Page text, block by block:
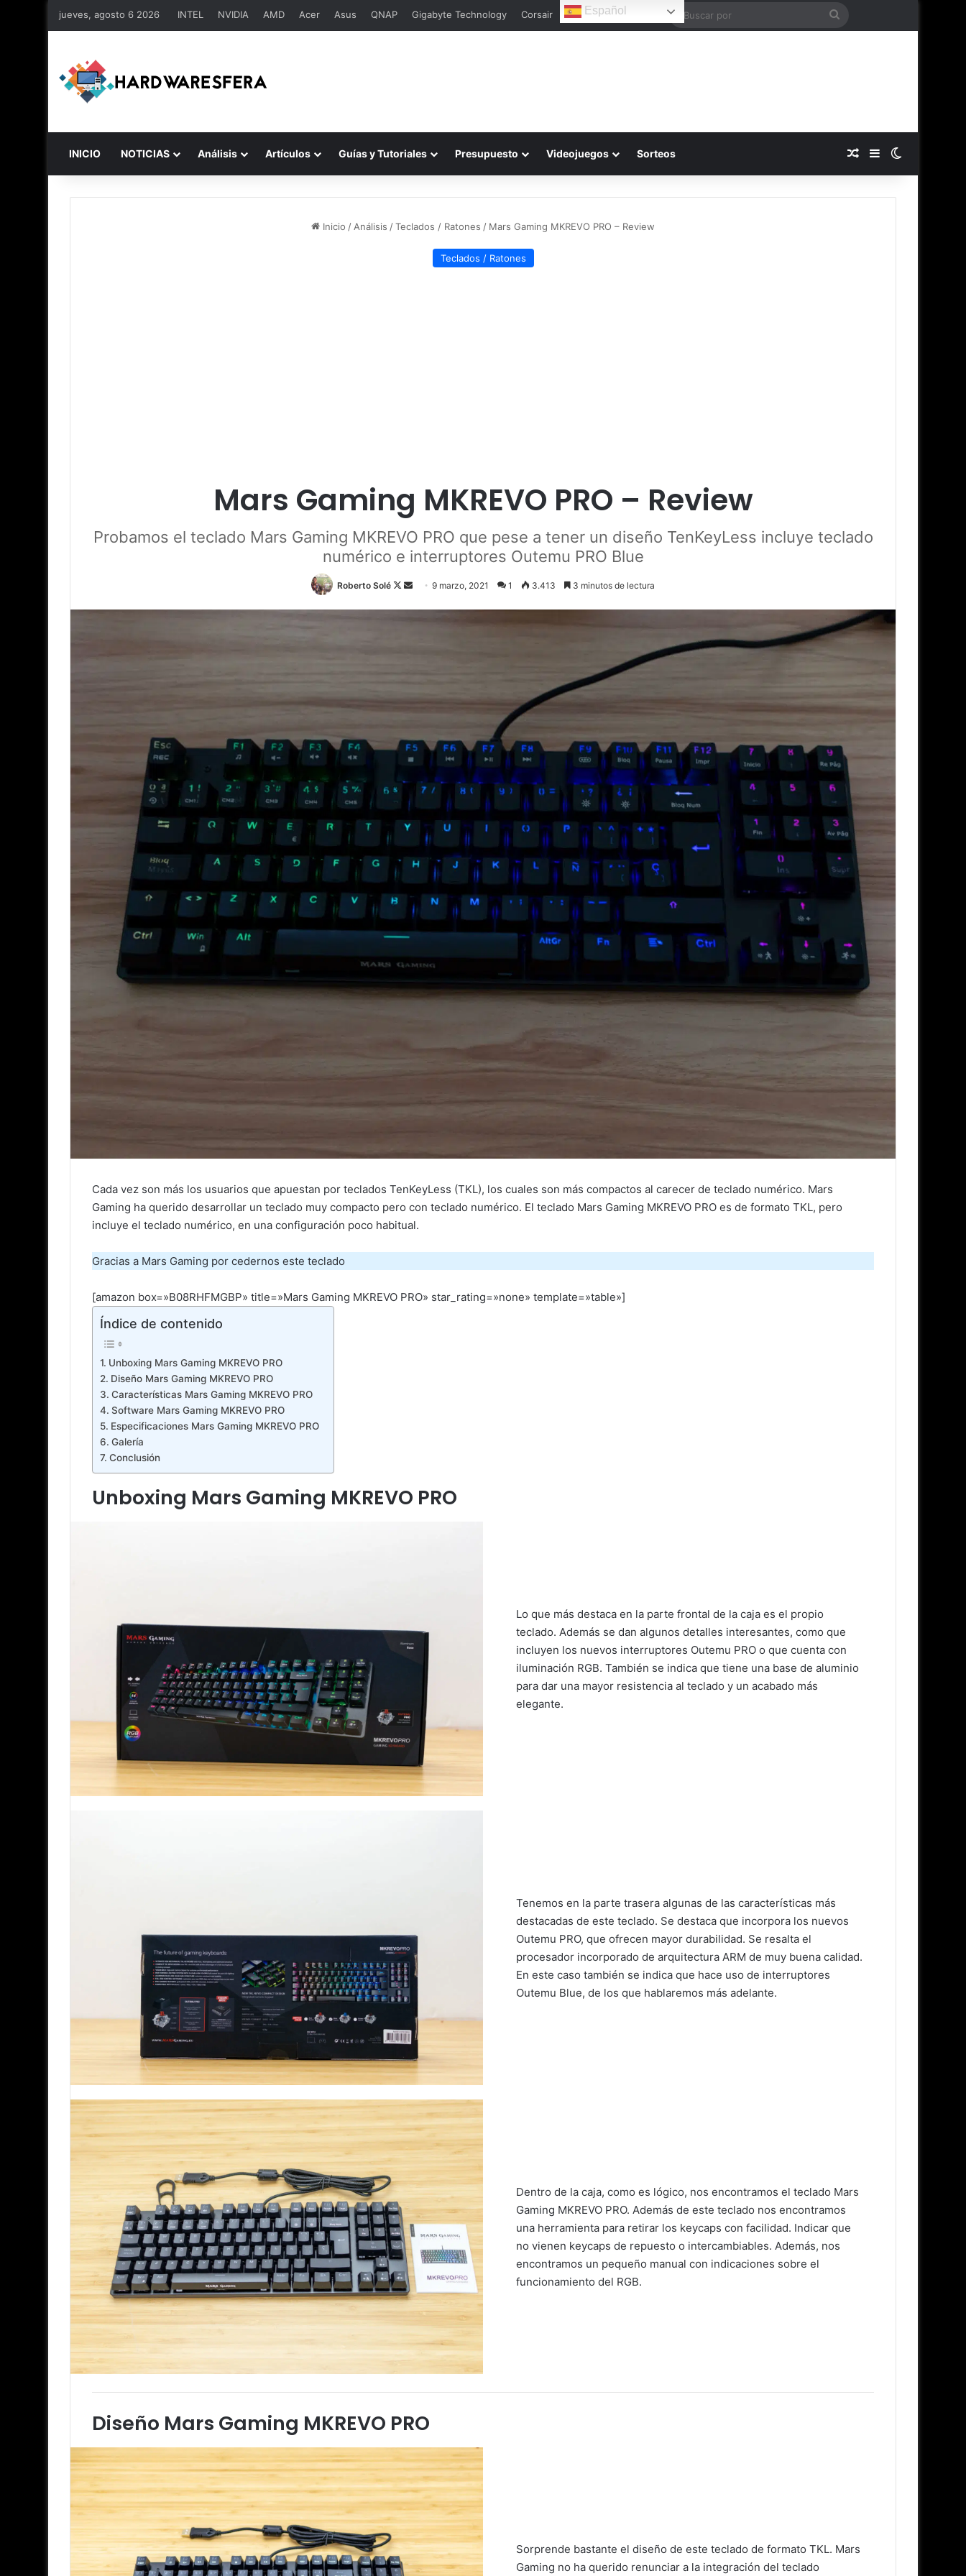
jueves, agosto 6 2026 INTEL NVIDIA AMD Acer Asus QNAP Gigabyte Technology Corsair Español
Buscar
INICIO NOTICIAS Análisis Artículos Guías y Tutoriales Presupuesto Videojuegos Sorteos Publicación al azar
Barra lateral
Inicio / Análisis /Teclados / Ratones / Mars Gaming MKREVO PRO – Review
Teclados / Ratones
Mars Gaming MKREVO PRO – Review
Probamos el teclado Mars Gaming MKREVO PRO que pese a tener un diseño TenKeyLess incluye teclado
numérico e interruptores Outemu PRO Blue
Roberto Solé
Follow
Send9 marzo, 2021 1 3.413 3 minutos de lectura
Cada vez son más los usuarios que apuestan por teclados TenKeyLess (TKL), los cuales son más compactos al carecer de teclado numérico. Mars
Gaming ha querido desarrollar un teclado muy compacto pero con teclado numérico. El teclado Mars Gaming MKREVO PRO es de formato TKL, pero
incluye el teclado numérico, en una configuración poco habitual.
Gracias a Mars Gaming por cedernos este teclado
[amazon box=»B08RHFMGBP» title=»Mars Gaming MKREVO PRO» star_rating=»none» template=»table»]
Índice de contenido
Unboxing Mars Gaming MKREVO PRO
Diseño Mars Gaming MKREVO PRO
Características Mars Gaming MKREVO PRO
Software Mars Gaming MKREVO PRO
Especificaciones Mars Gaming MKREVO PRO
Galería
Conclusión
Unboxing Mars Gaming MKREVO PRO
Lo que más destaca en la parte frontal de la caja es el propio
teclado. Además se dan algunos detalles interesantes, como que
incluyen los nuevos interruptores Outemu PRO o que cuenta con
iluminación RGB. También se indica que tiene una base de aluminio
para dar una mayor resistencia al teclado y un acabado más
elegante.
Tenemos en la parte trasera algunas de las características más
destacadas de este teclado. Se destaca que incorpora los nuevos
Outemu PRO, que ofrecen mayor durabilidad. Se resalta el
procesador incorporado de arquitectura ARM de muy buena calidad.
En este caso también se indica que hace uso de interruptores
Outemu Blue, de los que hablaremos más adelante.
Dentro de la caja, como es lógico, nos encontramos el teclado Mars
Gaming MKREVO PRO. Además de este teclado nos encontramos
una herramienta para retirar los keycaps con facilidad. Indicar que
no vienen keycaps de repuesto o intercambiables. Además, nos
encontramos un pequeño manual con indicaciones sobre el
funcionamiento del RGB.
Diseño Mars Gaming MKREVO PRO
Sorprende bastante el diseño de este teclado de formato TKL. Mars
Gaming no ha querido renunciar a la integración del teclado